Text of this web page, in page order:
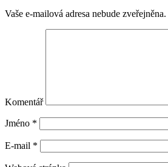
Vaše e-mailová adresa nebude zveřejněna.
Komentář
Jméno *
E-mail *